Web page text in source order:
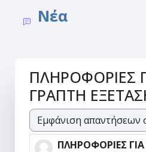
Νέα
ΠΛΗΡΟΦΟΡΙΕΣ
ΓΡΑΠΤΗ
Λειτουργία εμφάνισης
ΠΛΗΡΟΦΟΡΙΕΣ
Αριθμός